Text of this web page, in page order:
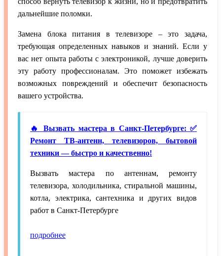
дальнейшие поломки.
Замена блока питания в телевизоре – это задача,
требующая определенных навыков и знаний. Если у
вас нет опыта работы с электроникой, лучше доверить
эту работу профессионалам. Это поможет избежать
возможных повреждений и обеспечит безопасность
вашего устройства.
🔥 Вызвать мастера в Санкт-Петербурге: ✅
Ремонт ТВ-антенн, телевизоров, бытовой
техники — быстро и качественно!
Вызвать мастера по антеннам, ремонту
телевизора, холодильника, стиральной машины,
котла, электрика, сантехника и других видов
работ в Санкт-Петербурге
подробнее